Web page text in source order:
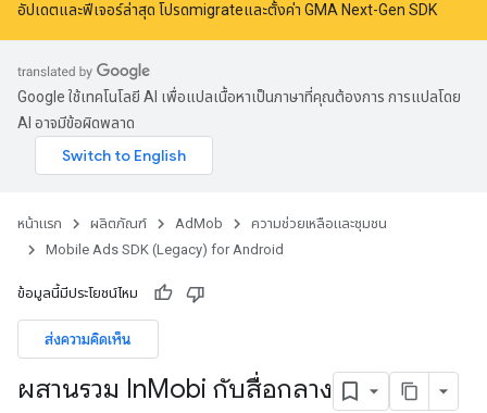
อัปเดตและฟีเจอร์ล่าสุด โปรดmigrateและตั้งค่า GMA Next-Gen SDK
Google ใช้เทคโนโลยี AI เพื่อแปลเนื้อหาเป็นภาษาที่คุณต้องการ การแปลโดย
AI อาจมีข้อผิดพลาด
หน้าแรก ผลิตภัณฑ์ AdMob
ความช่วยเหลือและชุมชน
Mobile Ads SDK (Legacy) for Android
ข้อมูลนี้มีประโยชน์ไหม
ส่งความคิดเห็น
ผสานรวม InMobi กับสื่อกลาง